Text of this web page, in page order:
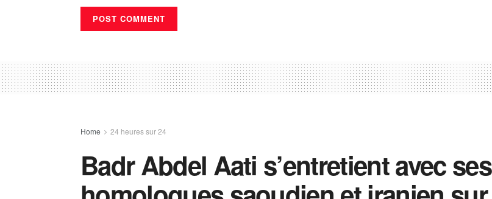
Home 24 heures sur 24
Badr Abdel Aati s’entretient avec ses